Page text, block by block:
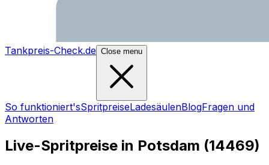
Tankpreis-Check.de Close menu
So funktioniert'sSpritpreiseLadesäulenBlogFragen und
Antworten
Live-Spritpreise in Potsdam (14469)